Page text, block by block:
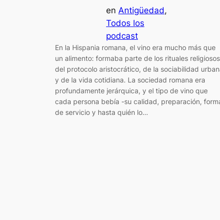
en Antigüedad
Todos los
podcast
En la Hispania romana, el vino era mucho más que
un alimento: formaba parte de los rituales
del protocolo aristocrático, de la sociabilidad
y de la vida cotidiana. La sociedad romana era
profundamente jerárquica, y el tipo de vino que
cada persona bebía -su calidad, preparación,
de servicio y hasta quién lo…